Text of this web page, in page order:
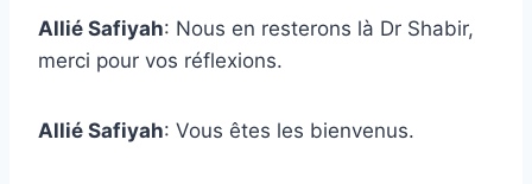
Allié Safiyah: Nous en resterons là Dr Shabir,
merci pour vos réflexions.
Allié Safiyah: Vous êtes les bienvenus.